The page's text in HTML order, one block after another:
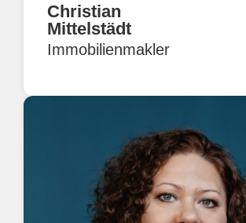
Christian
Mittelstädt
Immobilienmakler